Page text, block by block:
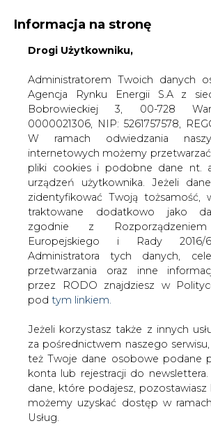
KONTAKT:
WYDAWCA PORTALU:
WYSOKI KONTRAST WIELKOŚĆ TEKSTU
ZALOGUJ
WŁĄCZ CIRE.TV
Informacja na stronę
Drogi Użytkowniku,
Administratorem Twoich danych
Agencja Rynku Energii S.A z
Bobrowieckiej 3, 00-728
0000021306, NIP: 5261757578,
W ramach odwiedzania
internetowych możemy przetwarzać
pliki cookies i podobne dane nt.
urządzeń użytkownika. Jeżeli
zidentyfikować Twoją tożsamość,
traktowane dodatkowo jako
zgodnie z Rozporządzeniem
Europejskiego i Rady 2016/
Administratora tych danych,
przetwarzania oraz inne
przez RODO znajdziesz w
pod tym linkiem.
Jeżeli korzystasz także z innych
za pośrednictwem naszego
też Twoje dane osobowe podane
konta lub rejestracji do
dane, które podajesz,
możemy uzyskać dostęp w
Usług.
Strona główna
SERWIS
Azerski gaz dla koncernu Statoil
2003-02-28 00:00